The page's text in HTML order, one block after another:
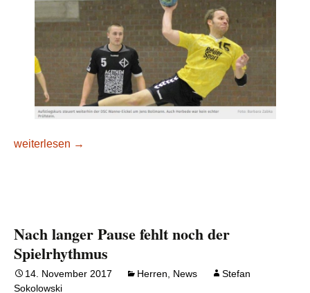
Souveräner Auftritt der Wanner Mannschaft
weiterlesen →
Nach langer Pause fehlt noch der
Spielrhythmus
14. November 2017 Herren, News
Stefan
Sokolowski